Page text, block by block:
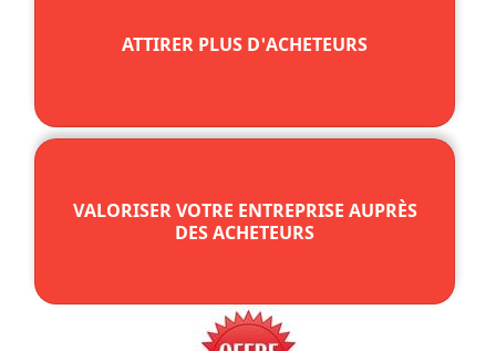
ATTIRER PLUS D'ACHETEURS
VALORISER VOTRE ENTREPRISE AUPRÈS
DES ACHETEURS